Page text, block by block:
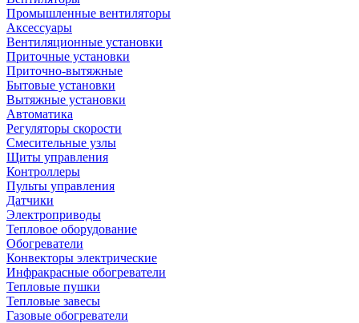
Промышленные вентиляторы
Аксессуары
Вентиляционные установки
Приточные установки
Приточно-вытяжные
Бытовые установки
Вытяжные установки
Автоматика
Регуляторы скорости
Смесительные узлы
Щиты управления
Контроллеры
Пульты управления
Датчики
Электроприводы
Тепловое оборудование
Обогреватели
Конвекторы электрические
Инфракрасные обогреватели
Тепловые пушки
Тепловые завесы
Газовые обогреватели